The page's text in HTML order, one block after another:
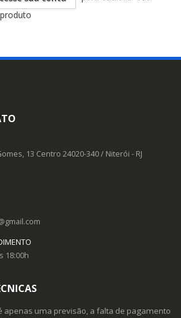
13 Centro 24020-340/ Niterói - RJ
18:00h
apenas uma previsão, a falta de pagamento